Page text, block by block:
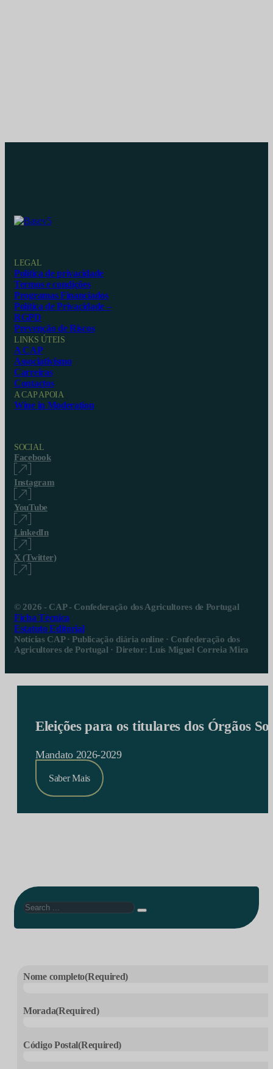
LEGAL
Política de privacidade
Termos e condições
Programas Financiados
Política de Privacidade –
RGPD
Prevenção de Riscos
LINKS ÚTEIS
A CAP
Associativismo
Carreiras
Contactos
A CAP APOIA
Wine in Moderation
SOCIAL
Facebook
Instagram
YouTube
LinkedIn
X (Twitter)
© 2026 - CAP - Confederação dos Agricultores de Portugal
Ficha Técnica
Estatuto Editorial
Notícias CAP · Publicação diária online · Confederação dos
Agricultores de Portugal · Diretor: Luís Miguel Correia Mira
Eleições para os titulares dos Órgãos
Mandato 2026-2029
Saber Mais
Search
Nome completo(Required)
Morada(Required)
Código Postal(Required)